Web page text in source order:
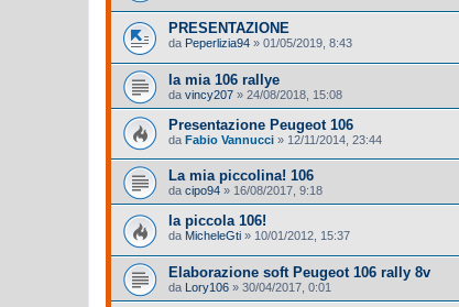
PRESENTAZIONE
da Peperlizia94 » 01/05/2019, 8:43
la mia 106 rallye
da vincy207 » 24/08/2018, 15:08
Presentazione Peugeot 106
da Fabio Vannucci » 12/11/2014, 23:44
La mia piccolina! 106
da cipo94 » 16/08/2017, 9:18
la piccola 106!
da MicheleGti » 10/01/2012, 15:37
Elaborazione soft Peugeot 106 rally 8v
da Lory106 » 30/04/2017, 0:01